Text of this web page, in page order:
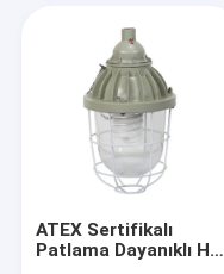
ATEX Sertifikalı
Patlama Dayanıklı HID